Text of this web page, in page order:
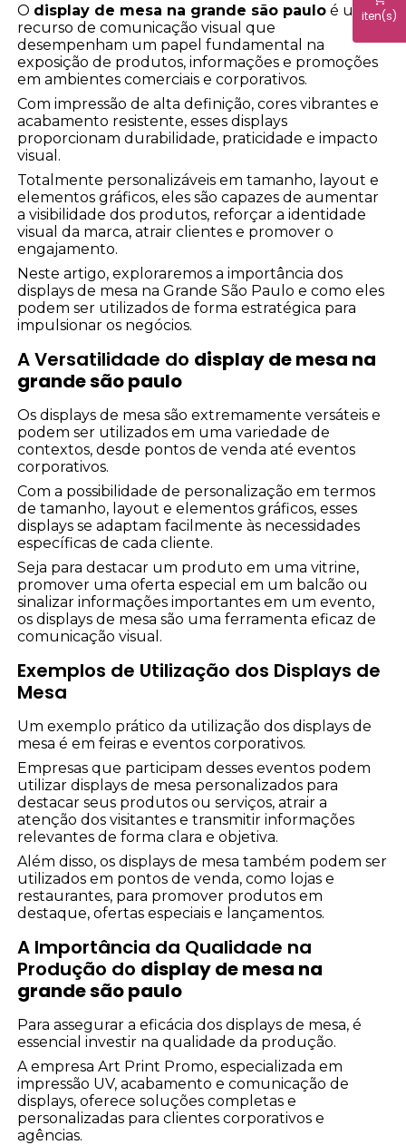
iten(s)
O display de mesa na grande são paulo é um
recurso de comunicação visual que
desempenham um papel fundamental na
exposição de produtos, informações e promoções
em ambientes comerciais e corporativos.
Com impressão de alta definição, cores vibrantes e
acabamento resistente, esses displays
proporcionam durabilidade, praticidade e impacto
visual.
Totalmente personalizáveis em tamanho, layout e
elementos gráficos, eles são capazes de aumentar
a visibilidade dos produtos, reforçar a identidade
visual da marca, atrair clientes e promover o
engajamento.
Neste artigo, exploraremos a importância dos
displays de mesa na Grande São Paulo e como eles
podem ser utilizados de forma estratégica para
impulsionar os negócios.
A Versatilidade do display de mesa na
grande são paulo
Os displays de mesa são extremamente versáteis e
podem ser utilizados em uma variedade de
contextos, desde pontos de venda até eventos
corporativos.
Com a possibilidade de personalização em termos
de tamanho, layout e elementos gráficos, esses
displays se adaptam facilmente às necessidades
específicas de cada cliente.
Seja para destacar um produto em uma vitrine,
promover uma oferta especial em um balcão ou
sinalizar informações importantes em um evento,
os displays de mesa são uma ferramenta eficaz de
comunicação visual.
Exemplos de Utilização dos Displays de
Mesa
Um exemplo prático da utilização dos displays de
mesa é em feiras e eventos corporativos.
Empresas que participam desses eventos podem
utilizar displays de mesa personalizados para
destacar seus produtos ou serviços, atrair a
atenção dos visitantes e transmitir informações
relevantes de forma clara e objetiva.
Além disso, os displays de mesa também podem ser
utilizados em pontos de venda, como lojas e
restaurantes, para promover produtos em
destaque, ofertas especiais e lançamentos.
A Importância da Qualidade na
Produção do display de mesa na
grande são paulo
Para assegurar a eficácia dos displays de mesa, é
essencial investir na qualidade da produção.
A empresa Art Print Promo, especializada em
impressão UV, acabamento e comunicação de
displays, oferece soluções completas e
personalizadas para clientes corporativos e
agências.